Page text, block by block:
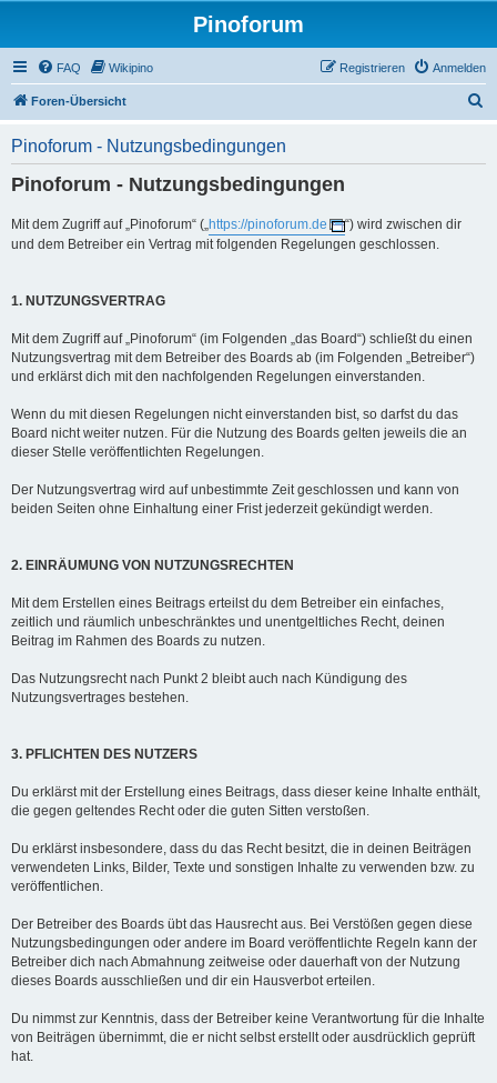
Pinoforum
FAQ Wikipino Anmelden
Registrieren
Foren-Übersicht
Pinoforum - Nutzungsbedingungen
Pinoforum - Nutzungsbedingungen
Mit dem Zugriff auf „Pinoforum“ („https://pinoforum.de
“) wird zwischen dir
und dem Betreiber ein Vertrag mit folgenden Regelungen geschlossen.
1. NUTZUNGSVERTRAG
Mit dem Zugriff auf „Pinoforum“ (im Folgenden „das Board“) schließt du einen
Nutzungsvertrag mit dem Betreiber des Boards ab (im Folgenden „Betreiber“)
und erklärst dich mit den nachfolgenden Regelungen einverstanden.
Wenn du mit diesen Regelungen nicht einverstanden bist, so darfst du das
Board nicht weiter nutzen. Für die Nutzung des Boards gelten jeweils die an
dieser Stelle veröffentlichten Regelungen.
Der Nutzungsvertrag wird auf unbestimmte Zeit geschlossen und kann von
beiden Seiten ohne Einhaltung einer Frist jederzeit gekündigt werden.
2. EINRÄUMUNG VON NUTZUNGSRECHTEN
Mit dem Erstellen eines Beitrags erteilst du dem Betreiber ein einfaches,
zeitlich und räumlich unbeschränktes und unentgeltliches Recht, deinen
Beitrag im Rahmen des Boards zu nutzen.
Das Nutzungsrecht nach Punkt 2 bleibt auch nach Kündigung des
Nutzungsvertrages bestehen.
3. PFLICHTEN DES NUTZERS
Du erklärst mit der Erstellung eines Beitrags, dass dieser keine Inhalte enthält,
die gegen geltendes Recht oder die guten Sitten verstoßen.
Du erklärst insbesondere, dass du das Recht besitzt, die in deinen Beiträgen
verwendeten Links, Bilder, Texte und sonstigen Inhalte zu verwenden bzw. zu
veröffentlichen.
Der Betreiber des Boards übt das Hausrecht aus. Bei Verstößen gegen diese
Nutzungsbedingungen oder andere im Board veröffentlichte Regeln kann der
Betreiber dich nach Abmahnung zeitweise oder dauerhaft von der Nutzung
dieses Boards ausschließen und dir ein Hausverbot erteilen.
Du nimmst zur Kenntnis, dass der Betreiber keine Verantwortung für die Inhalte
von Beiträgen übernimmt, die er nicht selbst erstellt oder ausdrücklich geprüft
hat.